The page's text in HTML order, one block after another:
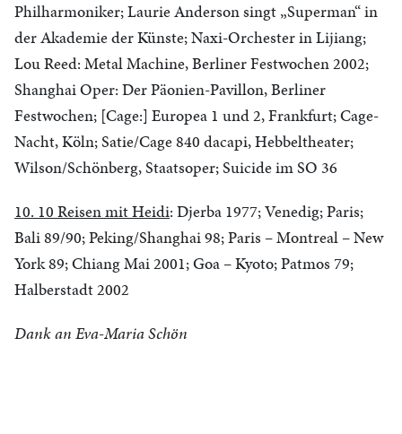
Philharmoniker; Laurie Anderson singt „Superman“ in
der Akademie der Künste; Naxi-Orchester in Lijiang;
Lou Reed: Metal Machine, Berliner Festwochen 2002;
Shanghai Oper: Der Päonien-Pavillon, Berliner
Festwochen; [Cage:] Europea 1 und 2, Frankfurt; Cage-
Nacht, Köln; Satie/Cage 840 dacapi, Hebbeltheater;
Wilson/Schönberg, Staatsoper; Suicide im SO 36
10. 10 Reisen mit Heidi: Djerba 1977; Venedig; Paris;
Bali 89/90; Peking/Shanghai 98; Paris – Montreal – New
York 89; Chiang Mai 2001; Goa – Kyoto; Patmos 79;
Halberstadt 2002
Dank an Eva-Maria Schön